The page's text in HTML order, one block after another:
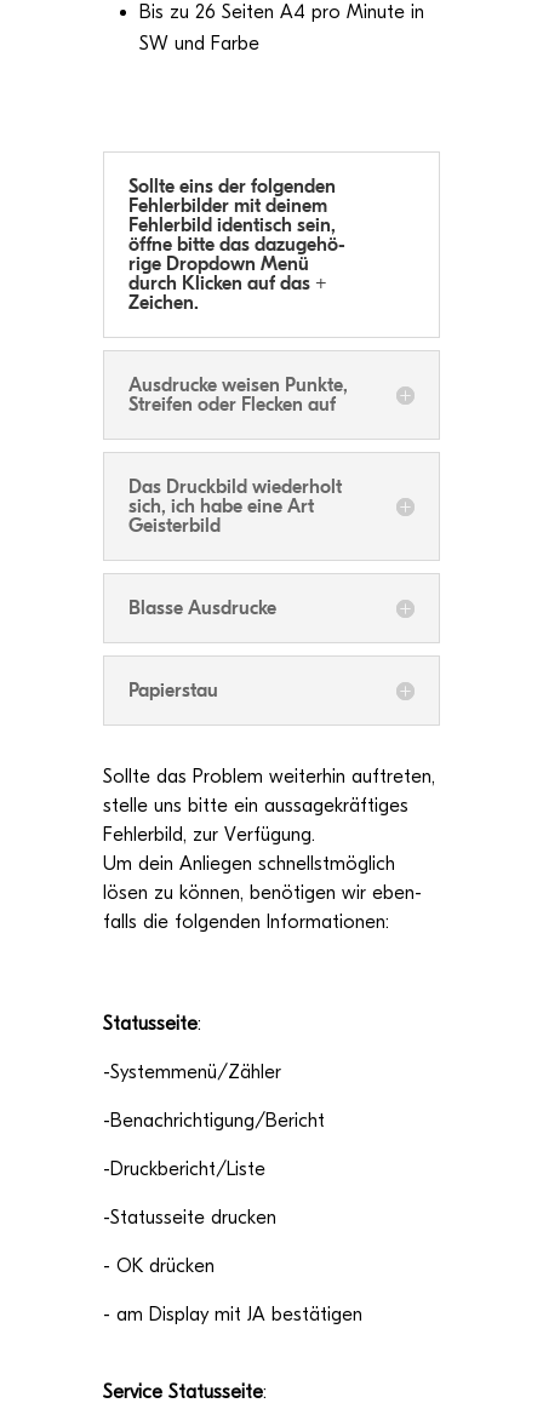
Bis zu 26 Sei­ten A4 pro Minute in
SW und Farbe
Sollte eins der fol­gen­den
Feh­ler­bil­der mit dei­nem
Feh­ler­bild iden­tisch sein,
öffne bitte das dazu­ge­hö­
rige Drop­down Menü
durch Kli­cken auf das +
Zeichen.
Aus­dru­cke wei­sen Punkte,
Strei­fen oder Fle­cken auf
Das Druck­bild wie­der­holt
sich, ich habe eine Art
Geisterbild
Blasse Aus­dru­cke
Papier­stau
Sollte das Pro­blem wei­ter­hin auf­tre­ten,
stelle uns bitte ein aus­sa­ge­kräf­ti­ges
Feh­ler­bild, zur Ver­fü­gung.
Um dein Anlie­gen schnellst­mög­lich
lösen zu kön­nen, benö­ti­gen wir eben­
falls die fol­gen­den Informationen:
Sta­tus­seite:
-Systemmenü/Zähler
-Benachrichtigung/Bericht
-Druckbericht/Liste
-Sta­tus­seite drucken
- OK drücken
- am Dis­play mit JA bestätigen
Ser­vice Sta­tus­seite: